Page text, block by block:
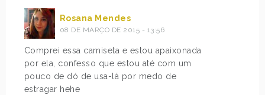
Rosana Mendes
08 DE MARÇO DE 2015 - 13:56
Comprei essa camiseta e estou apaixonada
por ela, confesso que estou até com um
pouco de dó de usa-lá por medo de
estragar hehe